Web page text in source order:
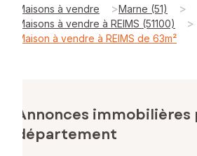
Maisons à vendre >Marne (51) >
Maisons à vendre à REIMS (51100) >
Maison à vendre à REIMS de 63m²
Annonces immobilières
département